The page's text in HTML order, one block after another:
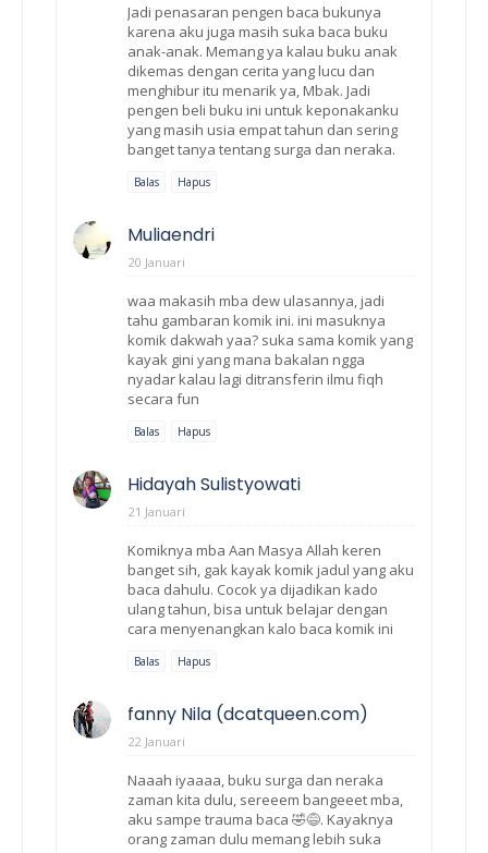
Jadi penasaran pengen baca bukunya
karena aku juga masih suka baca buku
anak-anak. Memang ya kalau buku anak
dikemas dengan cerita yang lucu dan
menghibur itu menarik ya, Mbak. Jadi
pengen beli buku ini untuk keponakanku
yang masih usia empat tahun dan sering
banget tanya tentang surga dan neraka.
Balas Hapus
Muliaendri
20 Januari
waa makasih mba dew ulasannya, jadi
tahu gambaran komik ini. ini masuknya
komik dakwah yaa? suka sama komik yang
kayak gini yang mana bakalan ngga
nyadar kalau lagi ditransferin ilmu fiqh
secara fun
Balas Hapus
Hidayah Sulistyowati
21 Januari
Komiknya mba Aan Masya Allah keren
banget sih, gak kayak komik jadul yang aku
baca dahulu. Cocok ya dijadikan kado
ulang tahun, bisa untuk belajar dengan
cara menyenangkan kalo baca komik ini
Balas Hapus
fanny Nila (dcatqueen.com)
22 Januari
Naaah iyaaaa, buku surga dan neraka
zaman kita dulu, sereeem bangeeet mba,
aku sampe trauma baca 🤣😅. Kayaknya
orang zaman dulu memang lebih suka